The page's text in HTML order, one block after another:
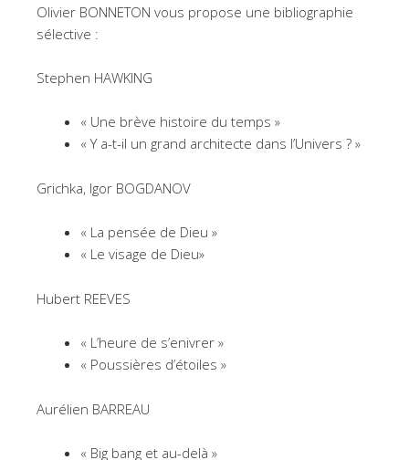
Olivier BONNETON vous propose une bibliographie
sélective :
Stephen HAWKING
« Une brève histoire du temps »
« Y a-t-il un grand architecte dans l’Univers ? »
Grichka, Igor BOGDANOV
« La pensée de Dieu »
« Le visage de Dieu»
Hubert REEVES
« L’heure de s’enivrer »
« Poussières d’étoiles »
Aurélien BARREAU
« Big bang et au-delà »